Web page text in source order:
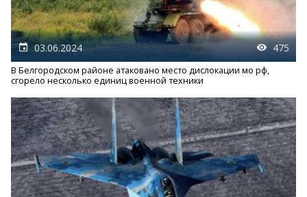
03.06.2024 475
В Белгородском районе атаковано место дислокации мо рф,
сгорело несколько единиц военной техники